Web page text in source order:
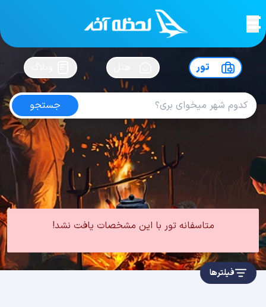
لحظه آخرسفرت رو بساز !
تور
جستجو
تور کیش از رشت
4.1 از 5| از153 کاربر
لحظه آخر تور داخلی تور کیش تور کیش از رشت
متاسفانه تور با این مشخصات یافت نشد!
فیلترها